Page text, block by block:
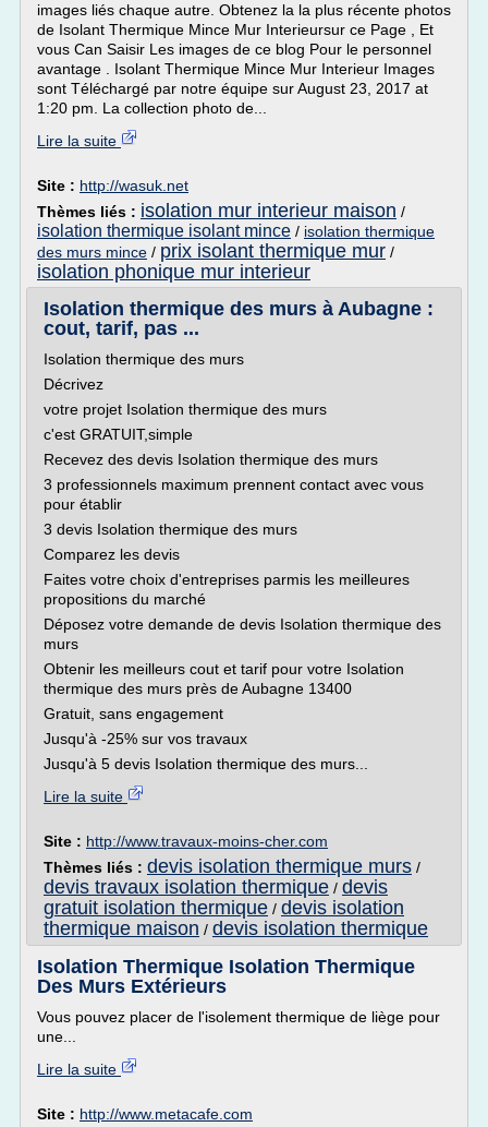
images liés chaque autre. Obtenez la la plus récente photos
de Isolant Thermique Mince Mur Interieursur ce Page , Et
vous Can Saisir Les images de ce blog Pour le personnel
avantage . Isolant Thermique Mince Mur Interieur Images
sont Téléchargé par notre équipe sur August 23, 2017 at
1:20 pm. La collection photo de...
Lire la suite
Site : http://wasuk.net
Thèmes liés : isolation mur interieur maison /
isolation thermique isolant mince / isolation thermique
des murs mince / prix isolant thermique mur /
isolation phonique mur interieur
Isolation thermique des murs à Aubagne :
cout, tarif, pas ...
Isolation thermique des murs
Décrivez
votre projet Isolation thermique des murs
c'est GRATUIT,simple
Recevez des devis Isolation thermique des murs
3 professionnels maximum prennent contact avec vous
pour établir
3 devis Isolation thermique des murs
Comparez les devis
Faites votre choix d'entreprises parmis les meilleures
propositions du marché
Déposez votre demande de devis Isolation thermique des
murs
Obtenir les meilleurs cout et tarif pour votre Isolation
thermique des murs près de Aubagne 13400
Gratuit, sans engagement
Jusqu'à -25% sur vos travaux
Jusqu'à 5 devis Isolation thermique des murs...
Lire la suite
Site : http://www.travaux-moins-cher.com
Thèmes liés : devis isolation thermique murs /
devis travaux isolation thermique / devis
gratuit isolation thermique / devis isolation
thermique maison / devis isolation thermique
Isolation Thermique Isolation Thermique
Des Murs Extérieurs
Vous pouvez placer de l'isolement thermique de liège pour
une...
Lire la suite
Site : http://www.metacafe.com